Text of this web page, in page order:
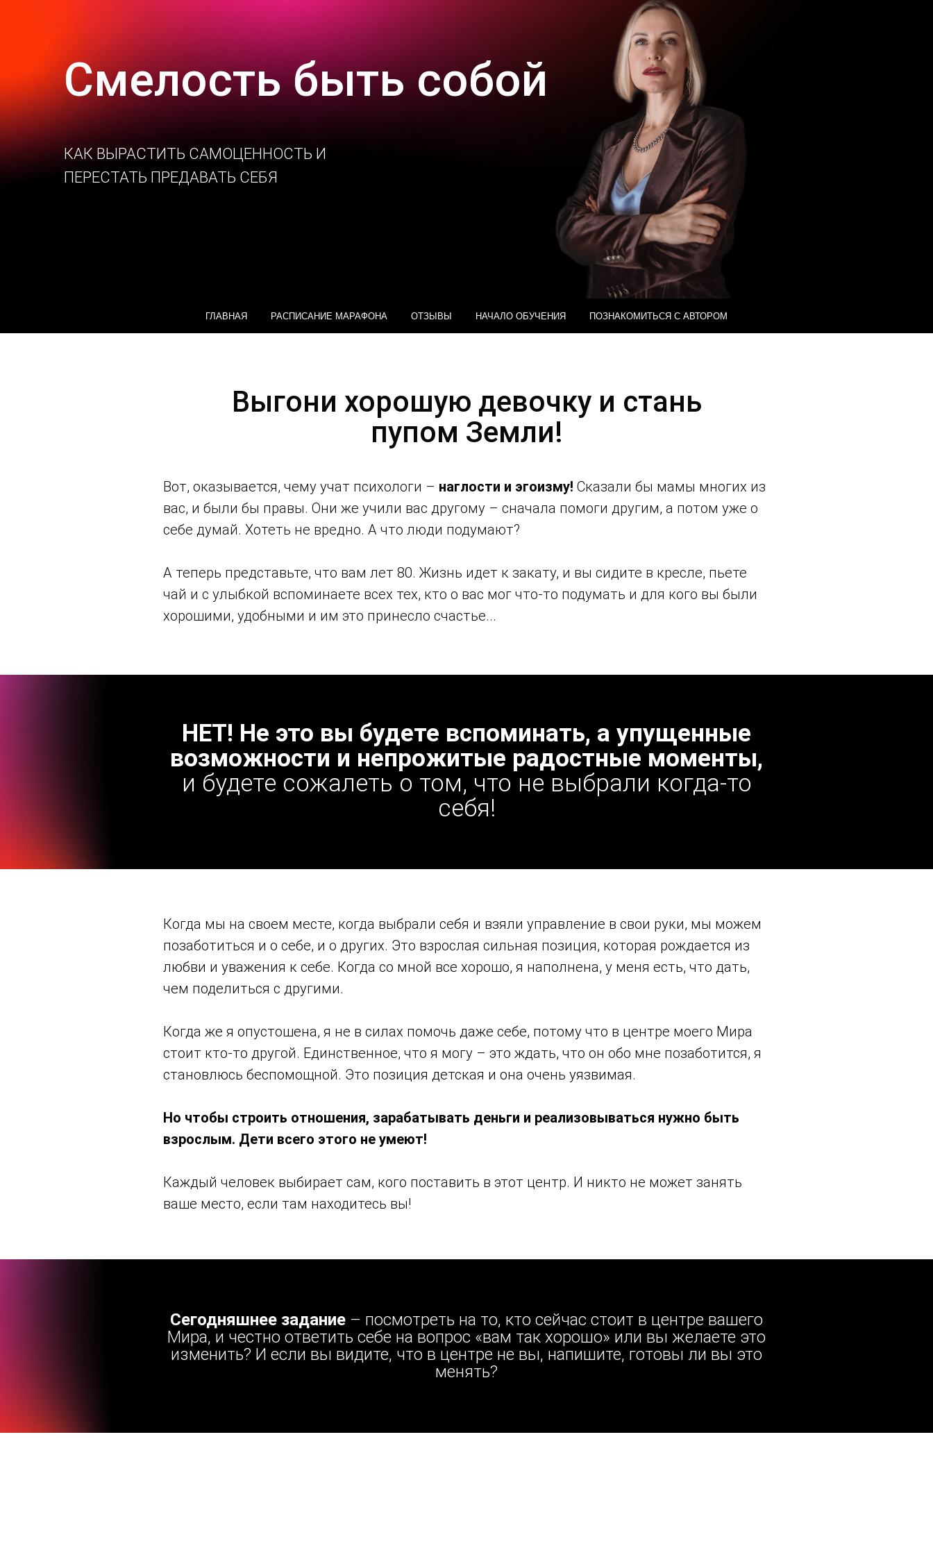
КАК ВЫРАСТИТЬ САМОЦЕННОСТЬ И
ПЕРЕСТАТЬ ПРЕДАВАТЬ СЕБЯ
Смелость быть собой
ГЛАВНАЯ РАСПИСАНИЕ МАРАФОНА ОТЗЫВЫ НАЧАЛО ОБУЧЕНИЯ ПОЗНАКОМИТЬСЯ С АВТОРОМ
Выгони хорошую девочку и стань
пупом Земли!
Вот, оказывается, чему учат психологи – наглости и эгоизму! Сказали бы мамы многих из
вас, и были бы правы. Они же учили вас другому – сначала помоги другим, а потом уже о
себе думай. Хотеть не вредно. А что люди подумают?
А теперь представьте, что вам лет 80. Жизнь идет к закату, и вы сидите в кресле, пьете
чай и с улыбкой вспоминаете всех тех, кто о вас мог что-то подумать и для кого вы были
хорошими, удобными и им это принесло счастье...
НЕТ! Не это вы будете вспоминать, а упущенные
возможности и непрожитые радостные моменты,
и будете сожалеть о том, что не выбрали когда-то
себя!
Когда мы на своем месте, когда выбрали себя и взяли управление в свои руки, мы можем
позаботиться и о себе, и о других. Это взрослая сильная позиция, которая рождается из
любви и уважения к себе. Когда со мной все хорошо, я наполнена, у меня есть, что дать,
чем поделиться с другими.
Когда же я опустошена, я не в силах помочь даже себе, потому что в центре моего Мира
стоит кто-то другой. Единственное, что я могу – это ждать, что он обо мне позаботится, я
становлюсь беспомощной. Это позиция детская и она очень уязвимая.
Но чтобы строить отношения, зарабатывать деньги и реализовываться нужно быть
взрослым. Дети всего этого не умеют!
Каждый человек выбирает сам, кого поставить в этот центр. И никто не может занять
ваше место, если там находитесь вы!
Сегодняшнее задание – посмотреть на то, кто сейчас стоит в центре вашего
Мира, и честно ответить себе на вопрос «вам так хорошо» или вы желаете это
изменить? И если вы видите, что в центре не вы, напишите, готовы ли вы это
менять?